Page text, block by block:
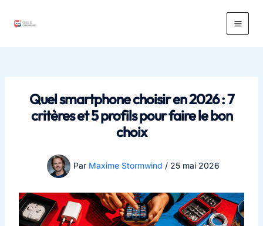
Main
Quel smartphone choisir en 2026 : 7
critères et 5 profils pour faire le bon
choix
Par Maxime Stormwind / 25 mai 2026